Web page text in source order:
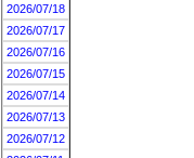
2026/07/18
2026/07/17
2026/07/16
2026/07/15
2026/07/14
2026/07/13
2026/07/12